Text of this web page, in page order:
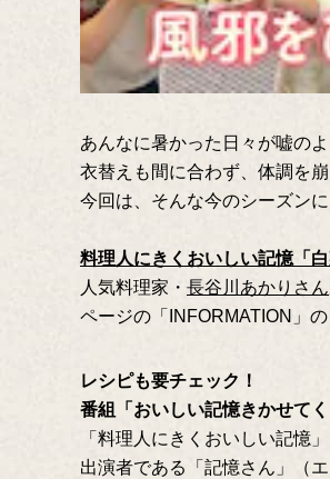
あんなに暑かった日々が嘘の
衣替えも間に合わず、体調を
今回は、そんな今のシーズン
料理人にきくおいしい記憶「白
人気料理家・ 長谷川あかりさん
ページの「INFORMATION」
レシピも要チェック！
番組「おいしい記憶きかせて
「料理人にきくおいしい記憶
出演者である「記憶さん」（